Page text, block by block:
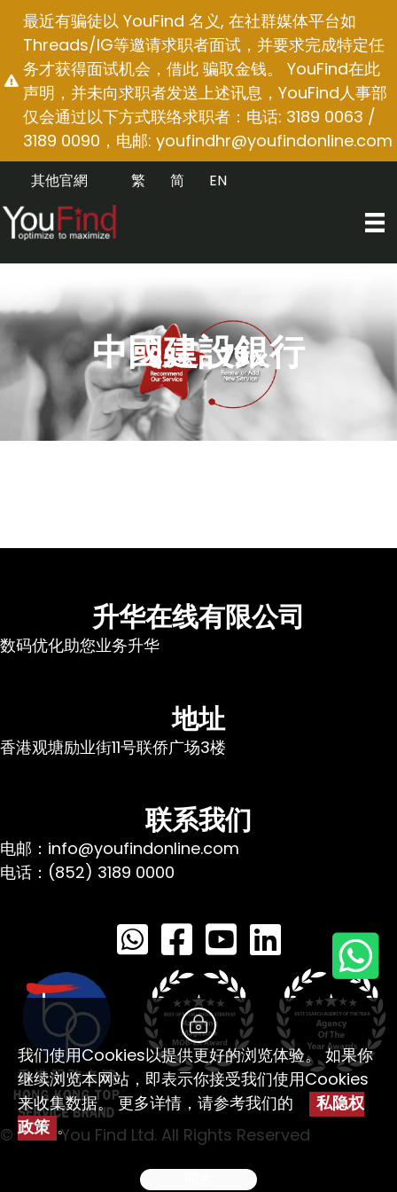
容
最近有骗徒以 YouFind 名义, 在社群媒体平台如
Threads/IG等邀请求职者面试，并要求完成特定任
务才获得面试机会，借此 骗取金钱。 YouFind在此
声明，并未向求职者发送上述讯息，YouFind人事部
仅会通过以下方式联络求职者：电话: 3189 0063 /
3189 0090，电邮: youfindhr@youfindonline.com
其他官網 EN
简
繁
中國建設銀行
升华在线有限公司
数码优化助您业务升华
地址
香港观塘励业街11号联侨广场3楼
联系我们
电邮：info@youfindonline.com
电话：(852) 3189 0000
© 2026 You Find Ltd. All Rights Reserved
我们使用Cookies以提供更好的浏览体验。 如果你
继续浏览本网站，即表示你接受我们使用Cookies
来收集数据。 更多详情，请参考我们的
私隐权
政策 。